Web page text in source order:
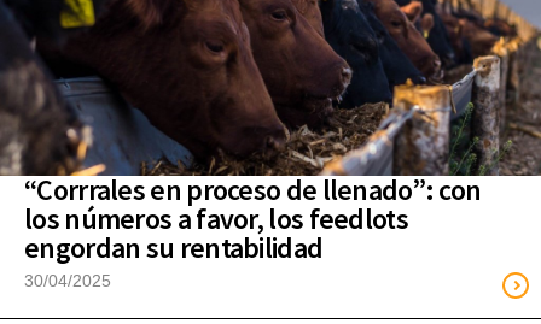
“Corrrales en proceso de llenado”: con
los números a favor, los feedlots
engordan su rentabilidad
30/04/2025